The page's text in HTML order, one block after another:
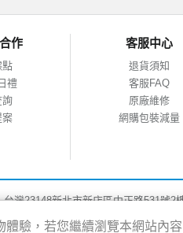
號，並拒絕您使用本服務之全部或一部
腦權益受損，需請您自行處理及負擔相
帳號之保管及安全
會員帳號僅供您個人使用，不得轉借、
義務妥善保管會員帳號、密碼及其他
發現或疑似會員帳號內個人資料，遭
需請您自行處理及負擔相關法律及賠償
明、或依照相關法律規定，否則本公
您使用本公司之客戶服務中心(「客服
因服務之需要，本公司將會蒐集包括但
自由選擇是否提供所需個人資料，如不
提供您更完善之服務、行銷業務及統計
位置、使用之瀏覽器、使用時間、
產品及廣告之用，您可以經由瀏覽器
所取得的地理位置資訊，您則可以
理位置權限。但關閉地理位置權限，
作
點
禮
詢
案
客服中心
退貨須知
客服FAQ
原廠維修
網購包裝減量
灣23148新北市新店區中正路531號2
驗，若您繼續瀏覽本網站內